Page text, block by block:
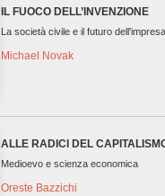
IL FUOCO DELL’INVENZIONE
La società civile e il futuro dell'impresa
Michael Novak
ALLE RADICI DEL
Medioevo e scienza economica
Oreste Bazzichi